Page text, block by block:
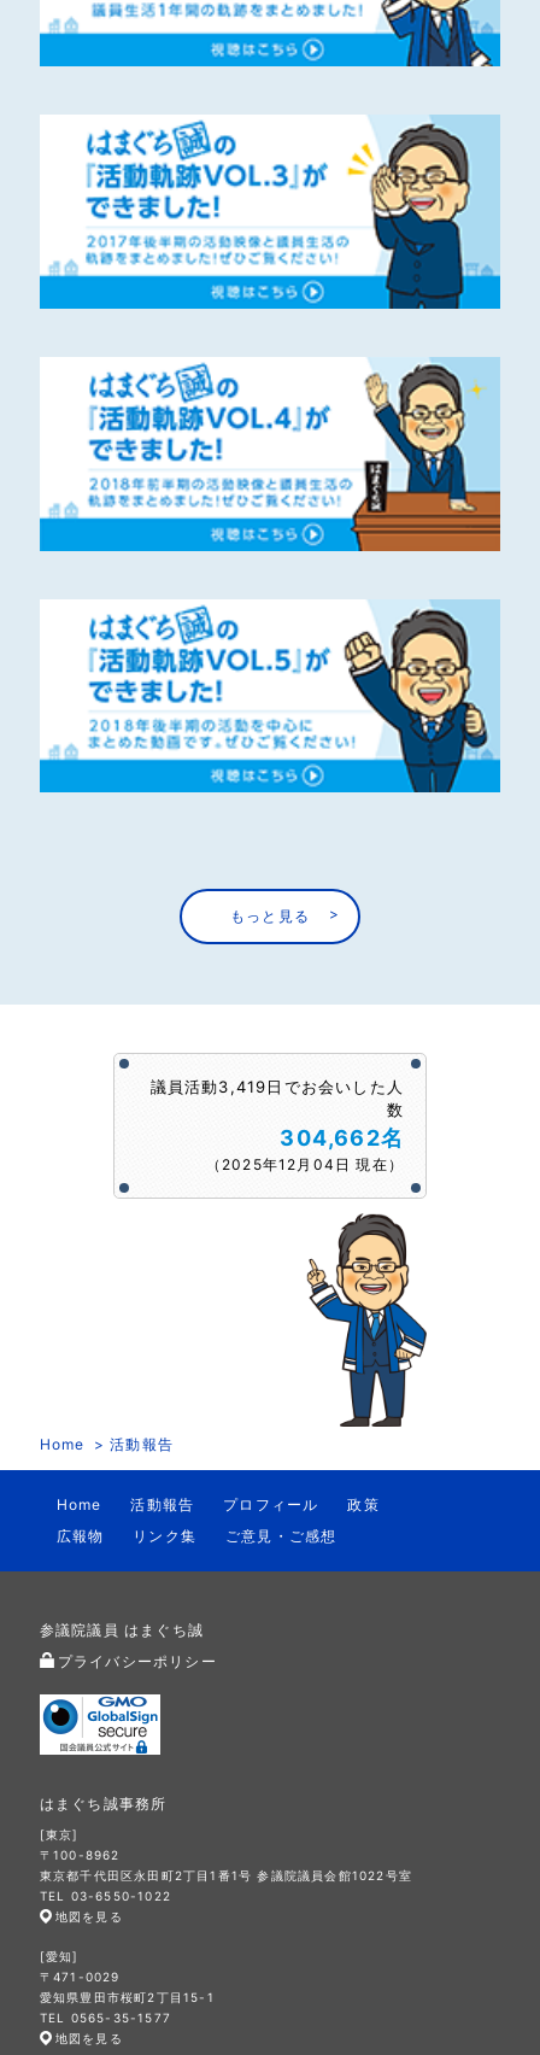
もっと見る
議員活動3,419日でお会いした人
数
304,662名
（2025年12月04日 現在）
Home 活動報告
Home 活動報告 プロフィール
政策
広報物
リンク集 ご意見・ご感想
参議院議員 はまぐち誠
プライバシーポリシー
はまぐち誠事務所
[東京]
〒100-8962
東京都千代田区永田町2丁目1番1号 参議院議員会館1022号室
TEL 03-6550-1022
地図を見る
[愛知]
〒471-0029
愛知県豊田市桜町2丁目15-1
TEL 0565-35-1577
地図を見る